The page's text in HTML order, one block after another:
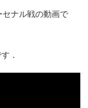
ナル戦の動画で
．